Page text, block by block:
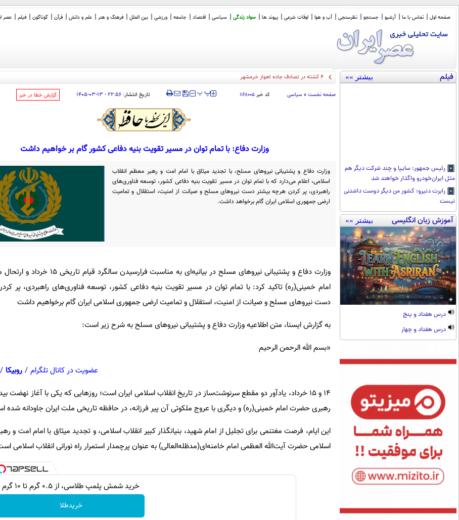
صفحه اول تماس با ما آرشیو جستجو نظرسنجی آب و هوا اوقات شرعی پیوند ها سواد زندگی سیاسی اقتصاد جامعه ورزشی بین الملل فرهنگ و هنر علم و دانش قرآن گوناگون فیلم عصر
فیلم بیشتر »»
رئیس جمهور: سایپا و چند شرکت دیگر هم
مثل ایران‌خودرو واگذار خواهند شد
رابرت دنیرو: کشور من دیگر دوست داشتنی
نیست
آموزش زبان انگلیسی بیشتر »»
درس هفتاد و پنج
درس هفتاد و چهار
۴ کشته در تصادف جاده اهواز خرمشهر
صفحه نخست » سیاسی کد خبر ۱۱۶۸۰۰۵ ‍‍‍ پ پ تاریخ انتشار:۲۲:۵۶ - ۱۳-۰۳-۱۴۰۵ ‌گزارش خطا در خبر
وزارت دفاع: با تمام توان در مسیر تقویت بنیه دفاعی کشور گام بر خواهیم داشت
وزارت دفاع و پشتیبانی نیروهای مسلح، با تجدید میثاق با امام امت و رهبر معظم انقلاب
اسلامی، اعلام می‌دارد که با تمام توان در مسیر تقویت بنیه دفاعی کشور، توسعه فناوری‌های
راهبردی، پر کردن هرچه بیشتر دست نیروهای مسلح و صیانت از امنیت، استقلال و تمامیت
ارضی جمهوری اسلامی ایران گام برخواهد داشت.
وزارت دفاع و پشتیبانی نیروهای مسلح در بیانیه‌ای به مناسبت
امام خمینی(ره) تاکید کرد: با تمام توان در مسیر تقویت بنیه دفاعی کشور، توسعه فناوری‌های راهبردی، پر
دست نیروهای مسلح و صیانت از امنیت، استقلال و تمامیت ارضی جمهوری اسلامی ایران گام برخواهیم داشت
به گزارش ایسنا، متن اطلاعیه وزارت دفاع و پشتیبانی نیروهای مسلح به شرح زیر است:
«بسم الله الرحمن الرحیم
عضویت در کانال تلگرام / روبیکا /
۱۴ و ۱۵ خرداد، یادآور دو مقطع سرنوشت‌ساز در تاریخ انقلاب اسلامی ایران است؛ روزهایی که یکی با آغاز نهضت
رهبری حضرت امام خمینی(ره) و دیگری با عروج ملکوتی آن پیر فرزانه، در حافظه تاریخی ملت ایران جاودانه شده
این ایام، فرصت مغتنمی برای تجلیل از امام شهید، بنیانگذار کبیر انقلاب اسلامی، و تجدید میثاق با امام امت و
اسلامی حضرت آیت‌الله العظمی امام خامنه‌ای(مدظله‌العالی) به عنوان پرچمدار استمرار راه نورانی انقلاب اسلامی
خرید شمش پلمپ طلاسی، از ۰.۵ گرم تا ۱۰ گرم
خریدطلا